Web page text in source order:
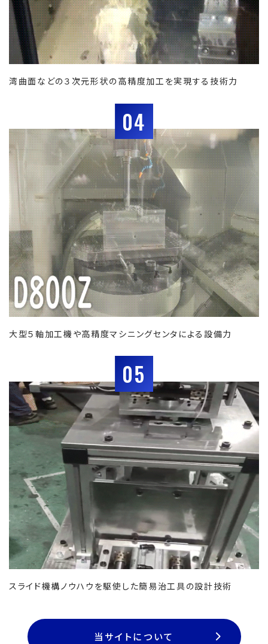
湾曲面などの３次元形状の高精度加工を実現する技術力
04
大型５軸加工機や高精度マシニングセンタによる設備力
05
スライド機構ノウハウを駆使した簡易治工具の設計技術
当サイトについて